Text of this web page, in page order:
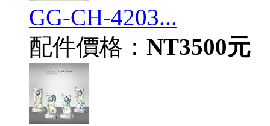
GG-CH-4203...
配件價格： NT3500元